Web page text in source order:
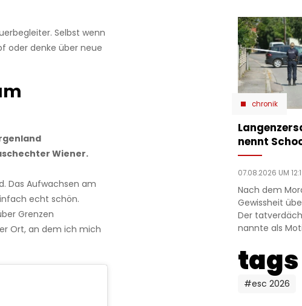
Selbst wenn
oder denke über neue
Wiener.
Das Aufwachsen am
echt schön.
Grenzen
Ort, an dem ich mich
chronik
nennt
07.08.2026 UM
Nach dem
Gewissheit
Der
nannte als
tags
#esc 2026